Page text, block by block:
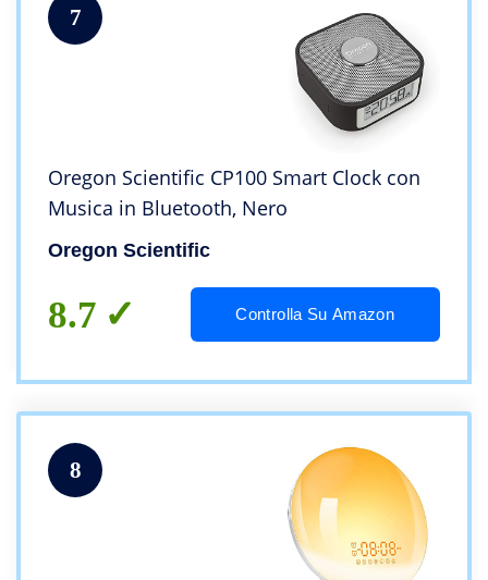
7
Oregon Scientific CP100 Smart Clock con
Musica in Bluetooth, Nero
Oregon Scientific
8.7 Controlla Su Amazon
8